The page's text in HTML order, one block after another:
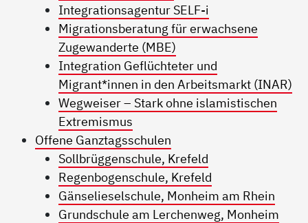
Integrationsagentur SELF-i
Migrationsberatung für erwachsene
Zugewanderte (MBE)
Integration Geflüchteter und
Migrant*innen in den Arbeitsmarkt (INAR)
Wegweiser – Stark ohne islamistischen
Extremismus
Offene Ganztagsschulen
Sollbrüggenschule, Krefeld
Regenbogenschule, Krefeld
Gänselieselschule, Monheim am Rhein
Grundschule am Lerchenweg, Monheim